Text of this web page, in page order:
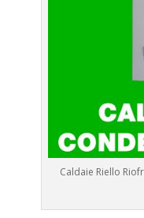
Caldaie Riello